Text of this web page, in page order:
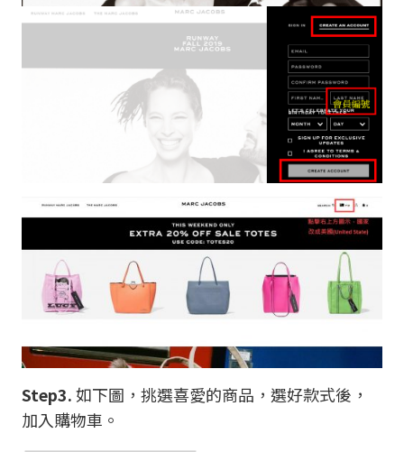
Step3.如下圖，挑選喜愛的商品，選好款式後，
加入購物車。